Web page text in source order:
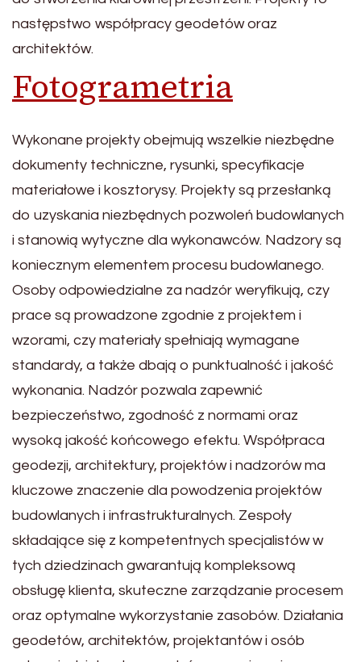
następstwo współpracy geodetów oraz
architektów.
Fotogrametria
Wykonane projekty obejmują wszelkie niezbędne
dokumenty techniczne, rysunki, specyfikacje
materiałowe i kosztorysy. Projekty są przesłanką
do uzyskania niezbędnych pozwoleń budowlanych
i stanowią wytyczne dla wykonawców. Nadzory są
koniecznym elementem procesu budowlanego.
Osoby odpowiedzialne za nadzór weryfikują, czy
prace są prowadzone zgodnie z projektem i
wzorami, czy materiały spełniają wymagane
standardy, a także dbają o punktualność i jakość
wykonania. Nadzór pozwala zapewnić
bezpieczeństwo, zgodność z normami oraz
wysoką jakość końcowego efektu. Współpraca
geodezji, architektury, projektów i nadzorów ma
kluczowe znaczenie dla powodzenia projektów
budowlanych i infrastrukturalnych. Zespoły
składające się z kompetentnych specjalistów w
tych dziedzinach gwarantują kompleksową
obsługę klienta, skuteczne zarządzanie procesem
oraz optymalne wykorzystanie zasobów. Działania
geodetów, architektów, projektantów i osób